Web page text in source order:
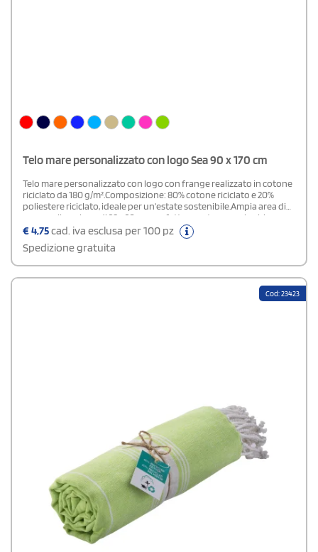
Telo mare personalizzato con logo Sea 90 x 170 cm
Telo mare personalizzato con logo con frange realizzato in cotone
riciclato da 180 g/m².Composizione: 80% cotone riciclato e 20%
poliestere riciclato, ideale per un'estate sostenibile.Ampia area di
personalizzazione di 28 x 20 cm, perfetta per stampare loghi,
grafiche o messaggi.
€4,75cad. iva esclusa per 100 pz
Spedizione gratuita
Cod: 23423